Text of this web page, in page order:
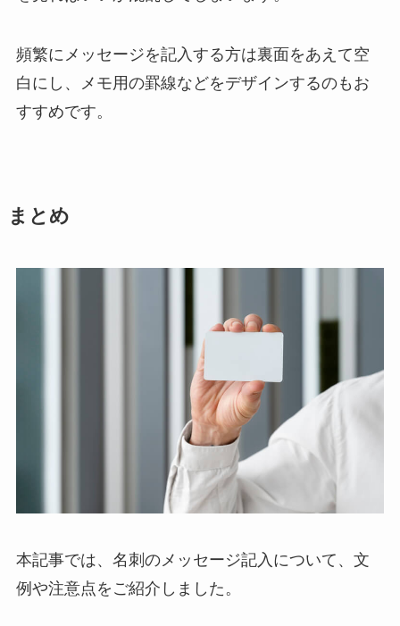
頻繁にメッセージを記入する方は裏面をあえて空
白にし、メモ用の罫線などをデザインするのもお
すすめです。
まとめ
本記事では、名刺のメッセージ記入について、文
例や注意点をご紹介しました。